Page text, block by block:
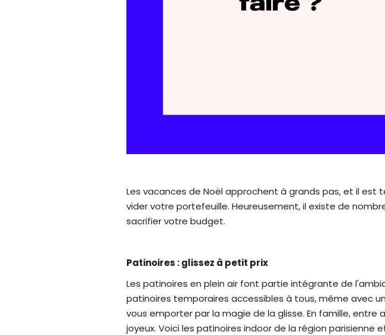
Les vacances de Noël approchent à grands pas, et il
vider votre portefeuille. Heureusement, il existe de
sacrifier votre budget.
Patinoires : glissez à petit prix
Les patinoires en plein air font partie intégrante de
patinoires temporaires accessibles à tous, même avec
vous emporter par la magie de la glisse. En famille,
joyeux. Voici les patinoires indoor de la région parisienne